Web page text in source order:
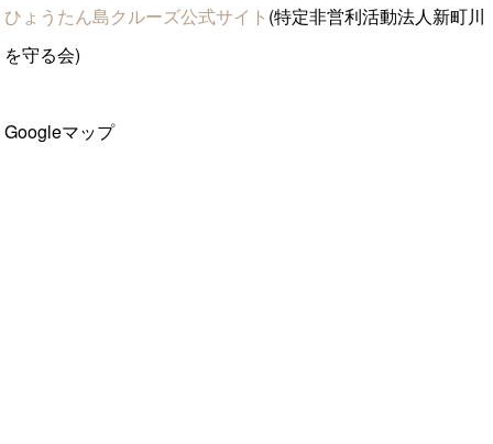
ひょうたん島クルーズ公式サイト (特定非営利活動法人新町川
を守る会)
Googleマップ